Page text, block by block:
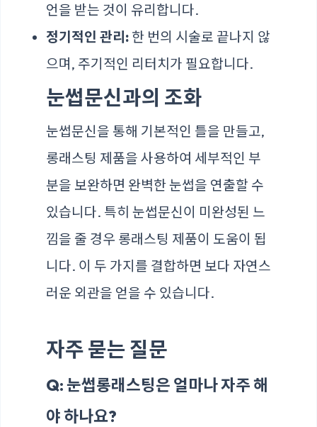
언을 받는 것이 유리합니다.
정기적인 관리: 한 번의 시술로 끝나지 않
으며, 주기적인 리터치가 필요합니다.
눈썹문신과의 조화
눈썹문신을 통해 기본적인 틀을 만들고,
롱래스팅 제품을 사용하여 세부적인 부
분을 보완하면 완벽한 눈썹을 연출할 수
있습니다. 특히 눈썹문신이 미완성된 느
낌을 줄 경우 롱래스팅 제품이 도움이 됩
니다. 이 두 가지를 결합하면 보다 자연스
러운 외관을 얻을 수 있습니다.
자주 묻는 질문
Q: 눈썹롱래스팅은 얼마나 자주 해
야 하나요?